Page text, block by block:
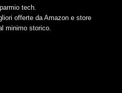
tech.
offerte da Amazon e store
minimo storico.